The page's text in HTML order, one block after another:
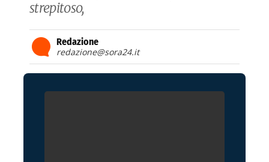
strepitoso,
Redazione
redazione@sora24.it